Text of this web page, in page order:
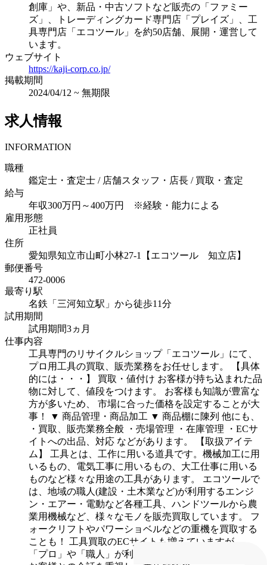
創庫」や、新品・中古ソフトなど販売の「ファミー
ズ」、トレーディングカード専門店「プレイズ」、工
具専門店「エコツール」を約50店舗、展開・運営して
います。
ウェブサイト
https://kaji-corp.co.jp/
掲載期間
2024/04/12 ~ 無期限
求人情報
INFORMATION
職種
鑑定士・査定士 / 店舗スタッフ・店長 / 買取・査定
給与
年収300万円～400万円 ※経験・能力による
雇用形態
正社員
住所
愛知県知立市山町小林27-1【エコツール 知立店】
郵便番号
472-0006
最寄り駅
名鉄「三河知立駅」から徒歩11分
試用期間
試用期間3ヵ月
仕事内容
工具専門のリサイクルショップ「エコツール」にて、
プロ用工具の買取、販売業務をお任せします。
【具体
的には・・・】
買取・値付け お客様が持ち込まれた品
物に対して、値段をつけます。
お客様も知識が豊富な
方が多いため、
市場に合った価格を設定することが大
事！
▼ 商品管理・商品加工 ▼ 商品棚に陳列 他にも、
・買取、販売業務全般
・売場管理 ・在庫管理
・ECサ
イトへの出品、対応 などがあります。
【取扱アイテ
ム】
工具とは、工作に用いる道具です。機械加工に用
いるもの、電気工事に用いるもの、大工仕事に用いる
ものなど様々な用途の工具があります。
エコツールで
は、地域の職人(建設・土木業など)が利用するエンジ
ン・エアー・電動など各種工具、ハンドツールから農
業用機械など、様々なモノを販売買取しています。
フ
ォークリフトやパワーショベルなどの重機を買取する
ことも！
工具買取のECサイトも増えていますが、
「プロ」や「職人」が利用するので、エコツールでは